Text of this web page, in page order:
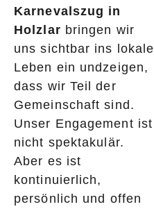
Karnevalszug in
Holzlar bringen wir
uns sichtbar ins lokale
Leben ein undzeigen,
dass wir Teil der
Gemeinschaft sind.
Unser Engagement ist
nicht spektakulär.
Aber es ist
kontinuierlich,
persönlich und offen